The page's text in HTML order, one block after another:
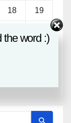
18 19
the word :)